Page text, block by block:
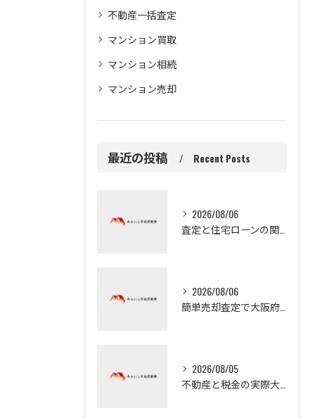
不動産一括査定
マンション買取
マンション相続
マンション売却
最近の投稿 Recent Posts
2026/08/06
査定と住宅ローンの関係を知り守口市で無理なく家計を守る売却査定の基礎
2026/08/06
簡単売却査定で大阪府門真市の高値売却を目指す最新相場活用術
2026/08/05
不動産と税金の実際大阪府大阪市岸和田市の取得税や固定資産税軽減措置の基礎と納付の注意点